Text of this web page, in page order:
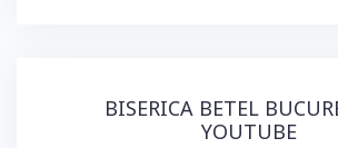
BISERICA BETEL
YOUTUBE